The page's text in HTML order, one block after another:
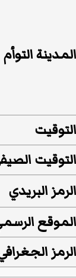
المدينة التوأم
التوقيت
التوقيت
الرمز البريدي
الموقع
الرمز